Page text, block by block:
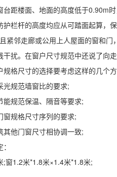
距楼面、地面的高度低于0.90m
栏杆的高度均应从可踏面起算，保
紧邻走廊或公用上人屋面的窗和门
扰。在窗户尺寸规范中还说了向
格尺寸的选择要考虑这样的几个方
光规范墙窗比的要求;
规范保温、隔音等要求;
规格尺寸序列的要求;
他门窗尺寸相协调一致;
窗1.2米*1.8米×1.4米*1.8米;